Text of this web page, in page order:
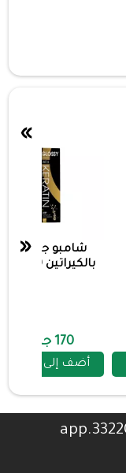
شامبو جلوسي
بالكيراتين 200 جم
170 جنيه
أضف إلى السلة
»
«